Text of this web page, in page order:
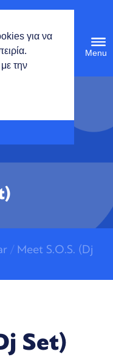
για να
την
/ Meet S.O.S. (Dj
Set)